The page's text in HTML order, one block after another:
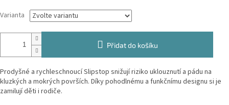
Varianta
Přidat do košíku
Prodyšné a rychleschnoucí Slipstop snižují riziko uklouznutí a pádu na
kluzkých a mokrých površích. Díky pohodlnému a funkčnímu designu si je
zamilují děti i rodiče.